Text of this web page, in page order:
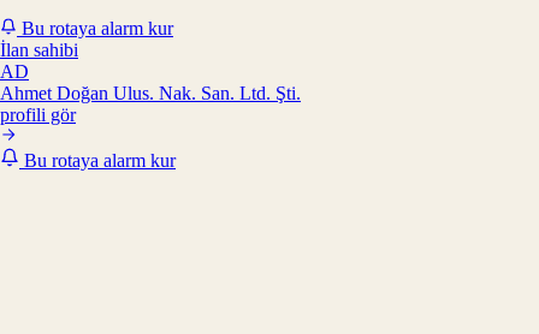
Bu rotaya alarm kur
İlan sahibi
AD
Ahmet Doğan Ulus. Nak. San. Ltd. Şti.
profili gör
Bu rotaya alarm kur